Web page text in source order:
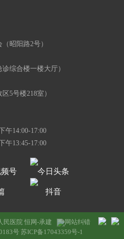
昭阳路2号）
综合楼一楼大厅）
5号楼218室）
午14:00-17:00
午13:45-17:00
号 今日头条
抖音
民医院 恒网-承建
网站纠错
号 苏ICP备17043359号-1